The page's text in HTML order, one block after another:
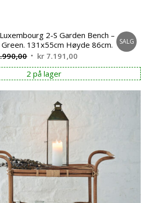
2-S Garden Bench –
131x55cm Høyde 86cm.
Opprinnelig
pris
var:
kr 7.990,00.
kr 7.191,00
pris
er:
kr 7.191,00.
SALG
2 på lager